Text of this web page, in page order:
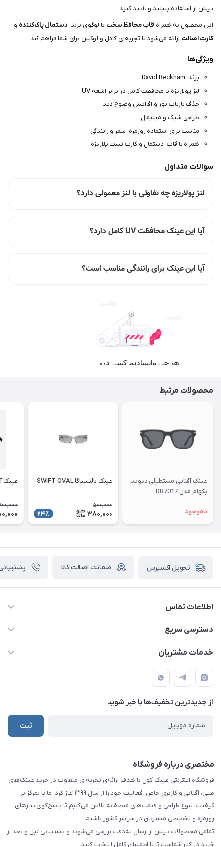
پیش از استفاده ببینید و تأیید کنید.
این محصول به همراه قاب محافظ سخت با لوگوی برند، دستمال پاک‌کننده و
کارت اصالت ارائه می‌شود تا تجربه‌ای کامل و لوکس برای شما فراهم کند.
ویژگی‌ها
برند: David Beckham
لنز پولاریزه با محافظت کامل در برابر اشعه UV
حذف بازتاب نور و افزایش وضوح دید
طراحی شیک و مینیمال
مناسب برای استفاده روزمره، سفر و رانندگی
همراه با قاب، دستمال و کارت تست پلاریزه
سوالات متداول
لنز پولاریزه چه تفاوتی با لنز معمولی دارد؟
آیا این عینک محافظت UV کامل دارد؟
آیا این عینک برای رانندگی مناسب است؟
محصولات مرتبط
عینک آفتابی مستطیلی دیوید
بکهام مدل DB7017
ناموجود
عینک بالنسیاگا SWIFT OVAL
500,000
380,000 24٪
عینک
تحویل اکسپرس ضمانت اصالت کالا پشتیبانی ۲۴
اطلاعات تماس
09924035290
تهران - شهریار (فروش حضوری نداریم)
دسترسی سریع
حساب کاربری
درباره ما
تماس با ما
خدمات مشتریان
قوانین و مقررات
حریم شخصی کاربران
راهنما
از جدید‌ترین تخفیف‌ها با‌ خبر شوید
ثبت
مختصری درباره فروشگاه
فروشگاه اینترنتی عینک کول با هدف ارائه‌ی تجربه‌ای متفاوت در خرید عینک‌های
طبی، آفتابی و کاربری خاص، فعالیت خود را از سال ۱۳۹۹ آغاز کرد. ما با تمرکز بر
کیفیت، تنوع طراحی و قیمت‌های منصفانه تلاش می‌کنیم تا پاسخ‌گوی نیازهای
روزمره و تخصصی مشتریان در سراسر کشور باشیم.
تمامی محصولات پیش از ارسال به‌دقت بررسی می‌شوند و پشتیبانی قبل و بعد از
خرید در کنار شماست تا با اطمینان کامل انتخاب کنید.